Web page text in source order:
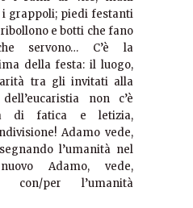
i grappoli; piedi festanti
e botti che fano
servono… C’è la
della festa: il luogo,
tra gli invitati alla
non c’è
di fatica e letizia,
Adamo vede,
l’umanità nel
Adamo, vede,
con/per l’umanità